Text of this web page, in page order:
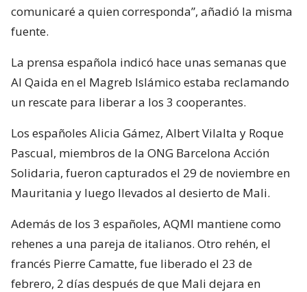
comunicaré a quien corresponda”, añadió la misma
fuente.
La prensa española indicó hace unas semanas que
Al Qaida en el Magreb Islámico estaba reclamando
un rescate para liberar a los 3 cooperantes.
Los españoles Alicia Gámez, Albert Vilalta y Roque
Pascual, miembros de la ONG Barcelona Acción
Solidaria, fueron capturados el 29 de noviembre en
Mauritania y luego llevados al desierto de Mali.
Además de los 3 españoles, AQMI mantiene como
rehenes a una pareja de italianos. Otro rehén, el
francés Pierre Camatte, fue liberado el 23 de
febrero, 2 días después de que Mali dejara en